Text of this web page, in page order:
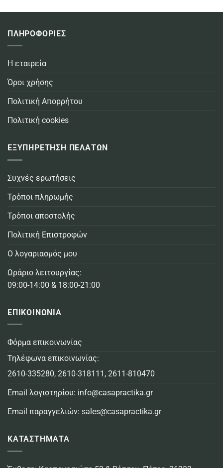
64,99€.
ΠΛΗΡΟΦΟΡΙΕΣ
Η εταιρεία
Όροι χρήσης
Πολιτική Απορρήτου
Πολιτική cookies
ΕΞΥΠΗΡΕΤΗΣΗ ΠΕΛΑΤΩΝ
Συχνές ερωτήσεις
Τρόποι πληρωμής
Τρόποι αποστολής
Πολιτική Επιστροφών
Ο λογαριασμός μου
Ωράριο λειτουργίας:
09:00-14:00 & 18:00-21:00
ΕΠΙΚΟΙΝΩΝΙΑ
Φόρμα επικοινωνίας
Τηλέφωνα επικοινωνίας:
2610-335280, 2610-318111 , 2611-810470
Email λογιστηρίου: info@casapractika.gr
Email παραγγελιών: sales@casapractika.gr
ΚΑΤΑΣΤΗΜΑΤΑ